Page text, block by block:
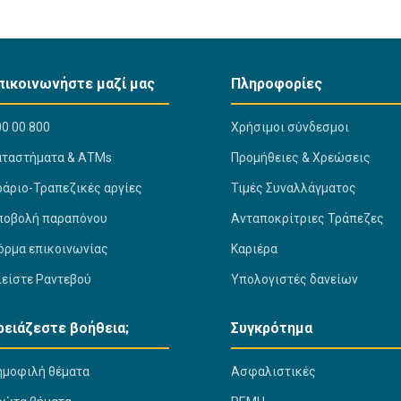
μαζί μας
00 800
& ΑΤΜs
Τραπεζικές αργίες
παραπόνου
επικοινωνίας
Ραντεβού
Πληροφορίες
Χρήσιμοι σύνδεσμοι
Προμήθειες & Χρεώσεις
Τιμές Συναλλάγματος
Ανταποκρίτριες Τράπεζες
Καριέρα
Υπολογιστές δανείων
βοήθεια;
θέματα
Συγκρότημα
Ασφαλιστικές